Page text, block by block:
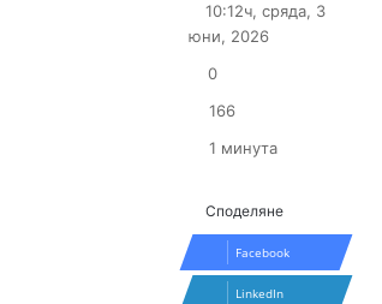
X email
10:12ч, сряда, 3
юни, 2026
0
166
1 минута
Споделяне
Facebook
LinkedIn